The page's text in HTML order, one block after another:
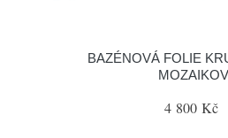
BAZÉNOVÁ FOLIE
4 800 Kč